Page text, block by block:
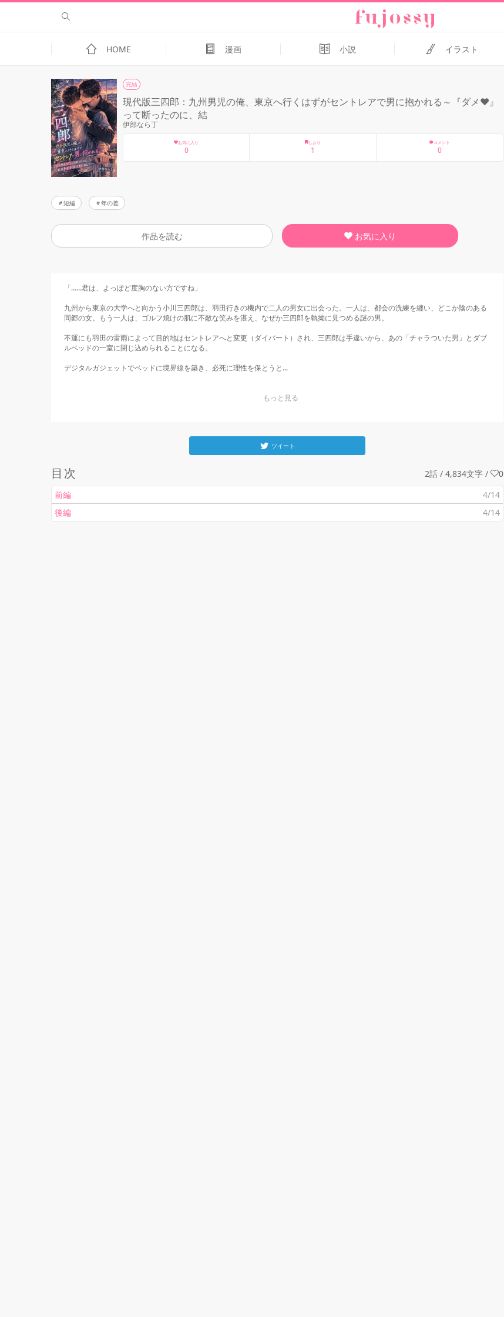
HOME 漫画 小説 イラスト
完結
現代版三四郎：九州男児の俺、東京へ行くはずがセントレアで男に抱かれる～『ダメ❤︎』
って断ったのに、結
伊部なら丁
お気に入り
0
しおり
1
コメント
0
短編 年の差
作品を読む お気に入り
「……君は、よっぽど度胸のない方ですね」
九州から東京の大学へと向かう小川三四郎は、羽田行きの機内で二人の男女に出会った。一人は、都会の洗練を纏い、どこか陰のある
同郷の女。もう一人は、ゴルフ焼けの肌に不敵な笑みを湛え、なぜか三四郎を執拗に見つめる謎の男。
不運にも羽田の雷雨によって目的地はセントレアへと変更（ダイバート）され、三四郎は手違いから、あの「チャラついた男」とダブ
ルベッドの一室に閉じ込められることになる。
デジタルガジェットでベッドに境界線を築き、必死に理性を保とうと...
ツイート
目次 2話 / 4,834文字 /
0
前編
4/14
後編
4/14